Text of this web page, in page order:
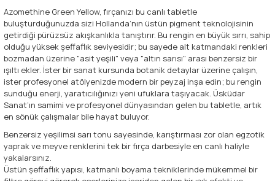
Azomethine Green Yellow, fırçanızı bu canlı tabletle
buluşturduğunuzda sizi Hollanda’nın üstün pigment teknolojisinin
getirdiği pürüzsüz akışkanlıkla tanıştırır. Bu rengin en büyük sırrı, sahip
olduğu yüksek şeffaflık seviyesidir; bu sayede alt katmandaki renkleri
bozmadan üzerine "asit yeşili" veya "altın sarısı" arası benzersiz bir
ışıltı ekler. İster bir sanat kursunda botanik detaylar üzerine çalışın,
ister profesyonel atölyenizde modern bir peyzaj inşa edin; bu rengin
sunduğu enerji, yaratıcılığınızı yeni ufuklara taşıyacak. Üsküdar
Sanat’ın samimi ve profesyonel dünyasından gelen bu tabletle, artık
en sönük çalışmalar bile hayat buluyor.
Benzersiz yeşilimsi sarı tonu sayesinde, karıştırması zor olan egzotik
yaprak ve meyve renklerini tek bir fırça darbesiyle en canlı haliyle
yakalarsınız.
Üstün şeffaflık yapısı, katmanlı boyama tekniklerinde mükemmel bir